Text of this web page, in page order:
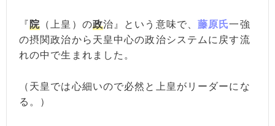
『院 （上皇）の政治』という意味で、藤原氏一強
の摂関政治から天皇中心の政治システムに戻す流
れの中で生まれました。
（天皇では心細いので必然と上皇がリーダーにな
る。）